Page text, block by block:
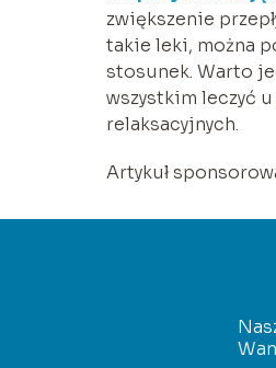
zwiększenie
takie leki, można
stosunek. Warto
wszystkim leczyć
relaksacyjnych.
Artykuł